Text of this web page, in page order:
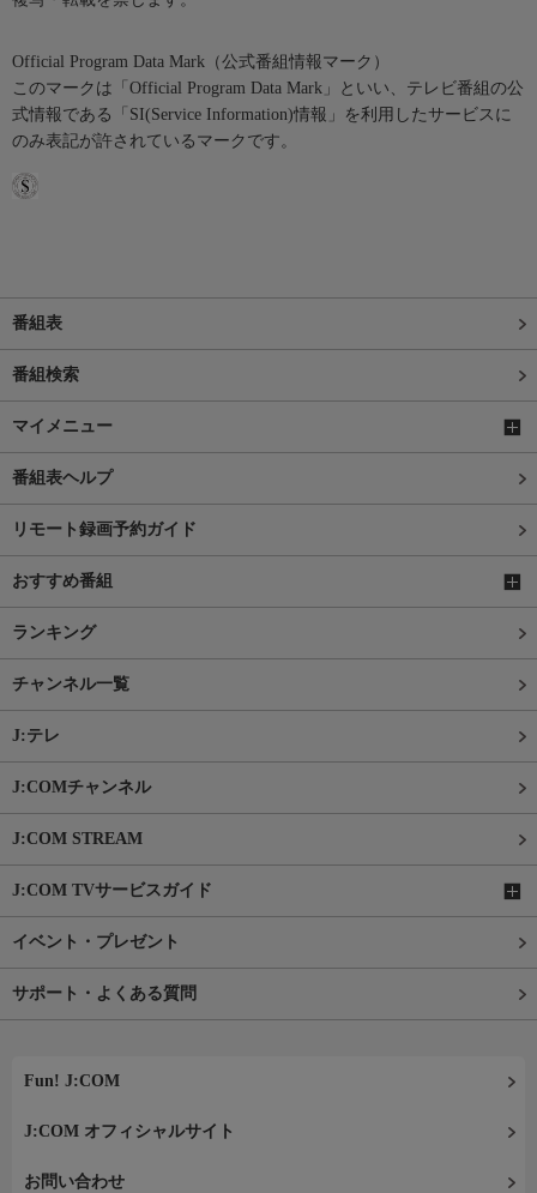
Official Program Data Mark（公式番組情報マーク）
このマークは「Official Program Data Mark」といい、テレビ番組の公
式情報である「SI(Service Information)情報」を利用したサービスに
のみ表記が許されているマークです。
番組表
番組検索
マイメニュー
番組表ヘルプ
リモート録画予約ガイド
おすすめ番組
ランキング
チャンネル一覧
J:テレ
J:COMチャンネル
J:COM STREAM
J:COM TVサービスガイド
イベント・プレゼント
サポート・よくある質問
Fun! J:COM
J:COM オフィシャルサイト
お問い合わせ